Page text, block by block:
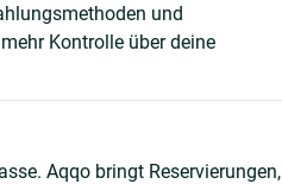
und
Kontrolle über deine
Aqqo bringt Reservierungen,